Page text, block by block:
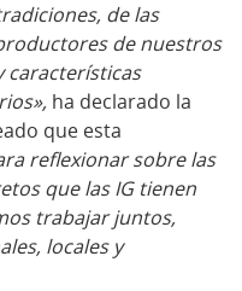
de las
de nuestros
características
ha declarado la
que esta
reflexionar sobre las
que las IG tienen
trabajar juntos,
locales y